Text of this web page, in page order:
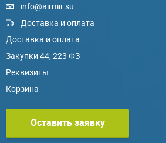
info@airmir.su
Доставка и оплата
Доставка и оплата
Закупки 44, 223 ФЗ
Реквизиты
Корзина
Оставить заявку